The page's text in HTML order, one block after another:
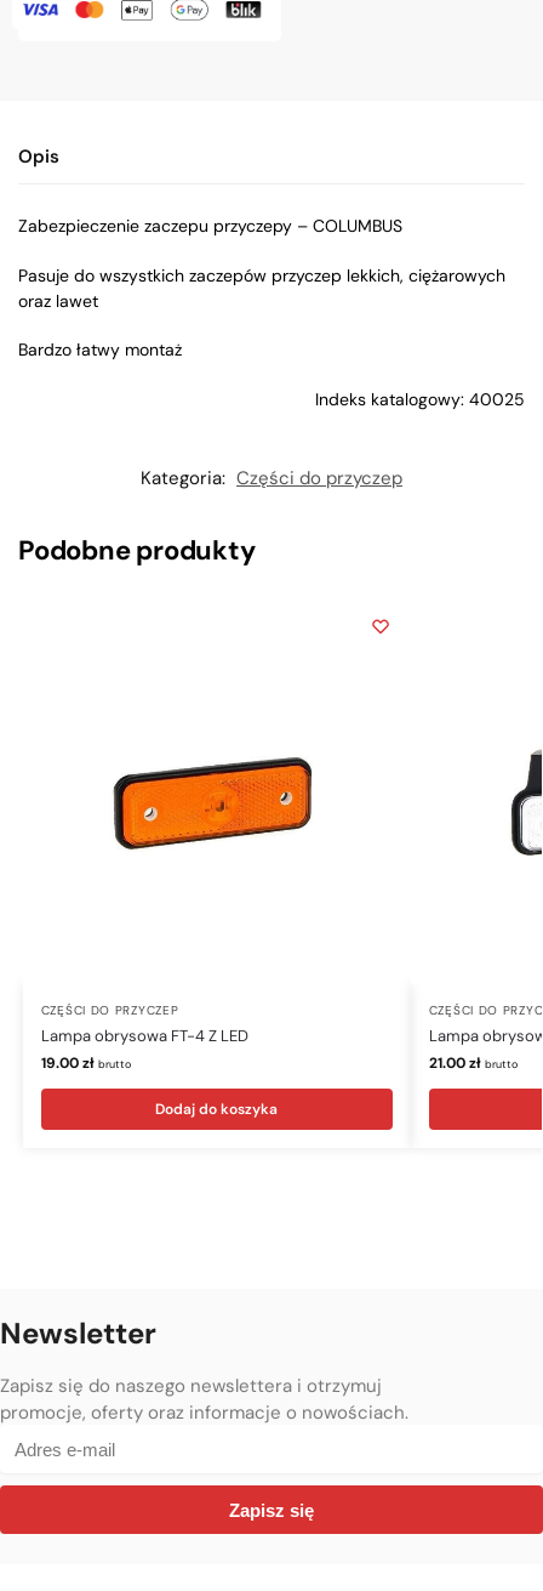
Opis
Zabezpieczenie zaczepu przyczepy – COLUMBUS
Pasuje do wszystkich zaczepów przyczep lekkich, ciężarowych
oraz lawet
Bardzo łatwy montaż
Indeks katalogowy: 40025
Kategoria: Części do przyczep
Podobne produkty
CZĘŚCI DO PRZYCZEP
Lampa obrysowa FT-4 Z LED
19.00zł brutto
Dodaj do koszyka
CZĘŚCI DO
Lampa
21.00zł brutto
Newsletter
Zapisz się do naszego newslettera i otrzymuj
promocje, oferty oraz informacje o nowościach.
Zapisz się